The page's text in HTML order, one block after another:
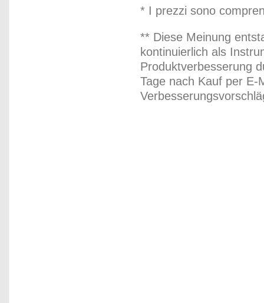
* I prezzi sono
** Diese Meinung
kontinuierlich als
Produktverbesserung
Tage nach Kauf per E-